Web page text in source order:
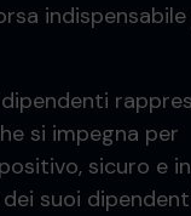
si impegna per
sicuro e
suoi